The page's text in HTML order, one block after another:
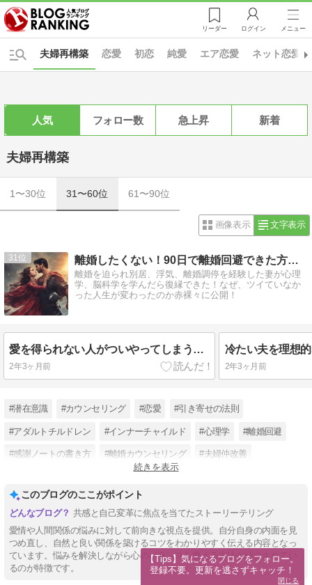
リーダー ログイン メニュー
恋愛 初恋 純愛 エア恋愛 ネット恋愛
夫婦再構築
人気 フォロー数 急上昇 新着
夫婦再構築
1〜30位 31〜60位 61〜90位
画像表示 文字表示
31 離婚したくない！90日で離婚回避できた方法。
離婚を迫られ別居、浮気、離婚調停を経験した妻が心理
学、脳科学を学んだら復縁できた！なぜ、ツイていなか
った人生が変わったのか赤裸々に公開！
愛を得られない人がついやってしまうこと。
2年3ヶ月前
冷たい夫を理想
2年3ヶ月前
#潜在意識 #カウンセリング #恋愛 #引き寄せの法則
#アダルトチルドレン #インナーチャイルド #心理学 #離婚回避
#感謝ノートの書き方 #離婚カウンセリング #夫婦仲改善
続きを表示
このブログのここがポイント
共感と自己変革に焦点を当てたストーリーテリング
愛情や人間関係の悩みに対して前向きな視点を提供。自分自身の内面を見
つめ直し、自然と良い関係を築けるコツをわかりやすく伝える内容となっ
ています。悩みを解決しながら心のバランスを整える方法が紹介されてい
るのが特徴です。
【Tips】気になるブログをフォロー。
登録不要。更新を逃さずキャッチ！
閉じる